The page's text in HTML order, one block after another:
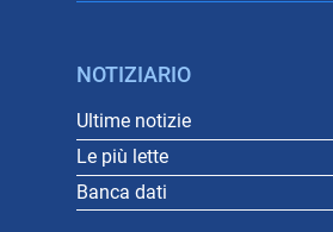
NOTIZIARIO
Ultime notizie
Le più lette
Banca dati